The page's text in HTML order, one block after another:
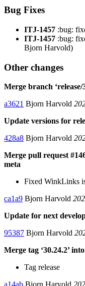
Bug Fixes
ITJ-1457 :bug:
ITJ-1457 :bug:
Bjorn Harvold)
Other changes
Merge branch ‘release/
a3621 Bjorn Harvold
Update versions for
428a8 Bjorn Harvold
Merge pull request
meta
Fixed WinkLinks
ca1a9 Bjorn Harvold
Update for next
95387 Bjorn Harvold
Merge tag ‘30.24.2’
Tag release